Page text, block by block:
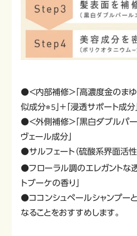
●＜内部補修＞「高濃度金のま
似成分＊5
」＋「浸透サポート成分」
●＜外側補修＞「黒白ダブルパー
ヴェール成分」
●サルフェート（硫酸系界面活性
●フローラル調のエレガントな
トブーケの香り」
●ココンシュペールシャンプー
なることをおすすめします。